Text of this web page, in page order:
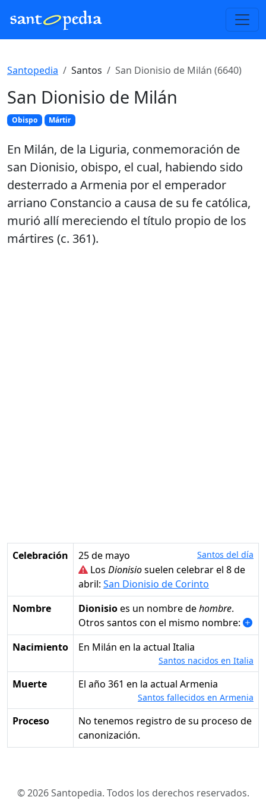
Santopedia Santos San Dionisio de Milán (6640)
San Dionisio de Milán
Obispo Mártir
En Milán, de la Liguria, conmemoración de
san Dionisio, obispo, el cual, habiendo sido
desterrado a Armenia por el emperador
arriano Constancio a causa de su fe católica,
murió allí mereciendo el título propio de los
mártires (c. 361).
Celebración 25 de mayo Santos del día
Los Dionisiosuelen celebrar el 8 de
abril: San Dionisio de Corinto
Nombre
Dionisioes un nombre dehombre.
Otros santos con el mismo nombre:
Nacimiento
en Milán en la actual Italia
Santos nacidos en Italia
Muerte el año 361 en la actual Armenia
Santos fallecidos en Armenia
Proceso
No tenemos registro de su proceso de
canonización.
© 2026 Santopedia. Todos los derechos reservados.